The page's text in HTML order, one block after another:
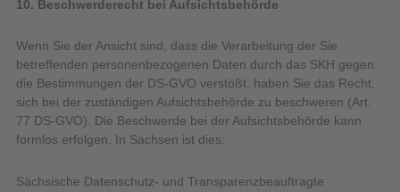
10. Beschwerderecht bei Aufsichtsbehörde
Wenn Sie der Ansicht sind, dass die Verarbeitung der Sie
betreffenden personenbezogenen Daten durch das SKH gegen
die Bestimmungen der DS-GVO verstößt, haben Sie das Recht,
sich bei der zuständigen Aufsichtsbehörde zu beschweren (Art.
77 DS-GVO). Die Beschwerde bei der Aufsichtsbehörde kann
formlos erfolgen. In Sachsen ist dies:
Sächsische Datenschutz- und Transparenzbeauftragte